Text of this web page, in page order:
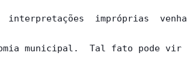
interpretações  impróprias
municipal.  Tal fato pode vir